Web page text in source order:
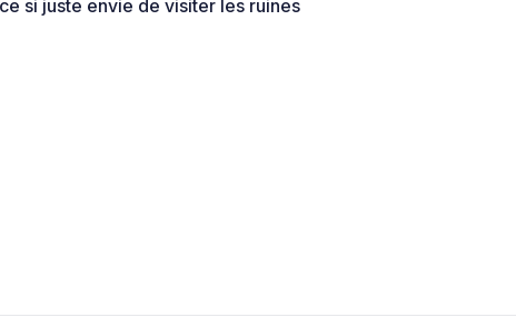
si juste envie de visiter les ruines